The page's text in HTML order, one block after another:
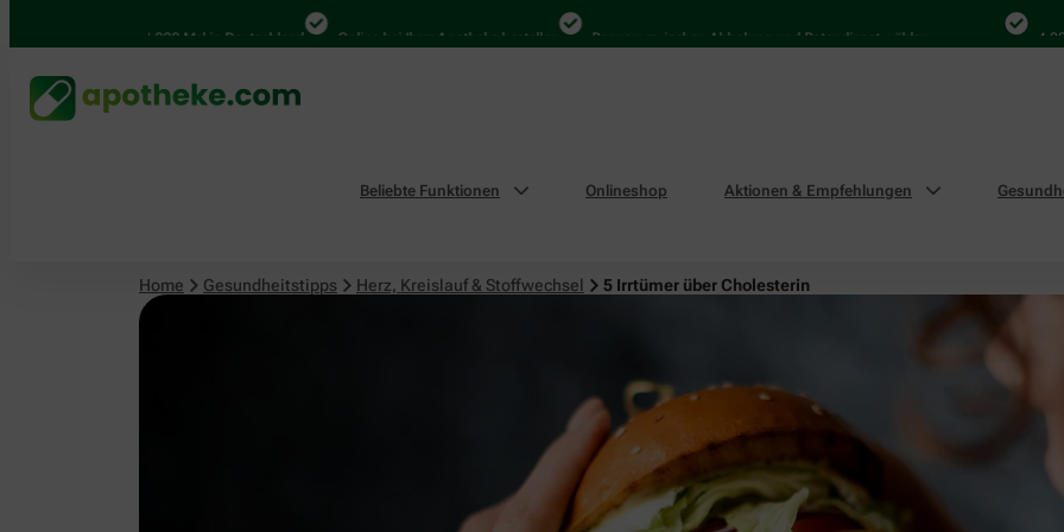
4.000 Mal in Deutschland Online bei Ihrer Apotheke bestellen Bequem zwischen Abholung und Botendienst wählen 4.000 Mal
Beliebte Funktionen Onlineshop Aktionen & Empfehlungen
Home Gesundheitstipps Herz, Kreislauf & Stoffwechsel 5 Irrtümer über Cholesterin
Herz, Kreislauf & Stoffwechsel